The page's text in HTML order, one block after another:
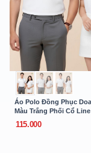
Áo Polo Đồng Phục
Màu Trắng Phối Cổ
115.000